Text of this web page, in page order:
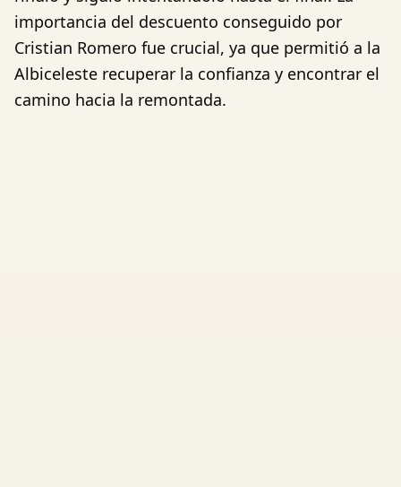
importancia del descuento conseguido por
Cristian Romero fue crucial, ya que permitió a la
Albiceleste recuperar la confianza y encontrar el
camino hacia la remontada.